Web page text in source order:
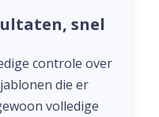
snel
controle over
die er
volledige